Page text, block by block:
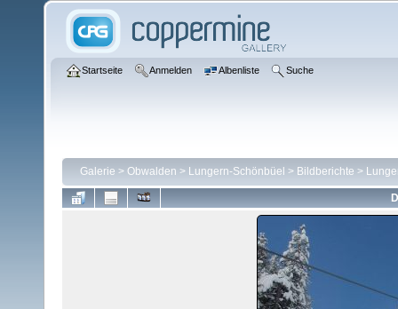
Startseite Anmelden Albenliste Suche
Galerie > Obwalden > Lungern-Schönbüel > Bildberichte >